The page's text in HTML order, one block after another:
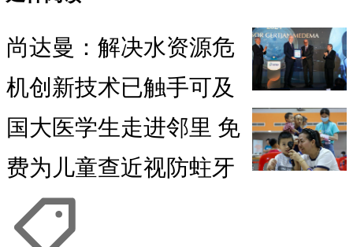
尚达曼：解决水资源危
机创新技术已触手可及
国大医学生走进邻里 免
费为儿童查近视防蛀牙